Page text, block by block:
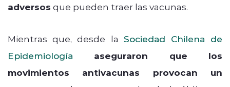
adversos que pueden traer las vacunas.
Mientras que, desde la Sociedad Chilena de
Epidemiología aseguraron que los
movimientos antivacunas provocan un